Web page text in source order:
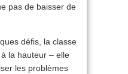
pas de baisser de
défis, la classe
la hauteur – elle
les problèmes